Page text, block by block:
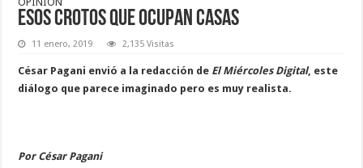
Esos crotos que ocupan casas
11 enero, 2019 2,135 Visitas
César Pagani envió a la redacción de El Miércoles Digital, este
diálogo que parece imaginado pero es muy realista.
Por César Pagani